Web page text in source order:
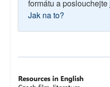
formátu a poslouchejte
Jak na to?